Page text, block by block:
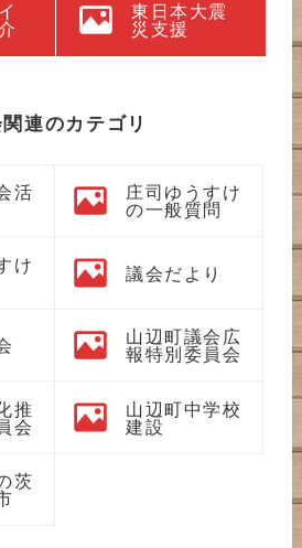
東日本大震
災支援
連のカテゴリ
活
庄司ゆうすけ
の一般質問
け
議会だより
山辺町議会広
報特別委員会
推
会
山辺町中学校
建設
茨